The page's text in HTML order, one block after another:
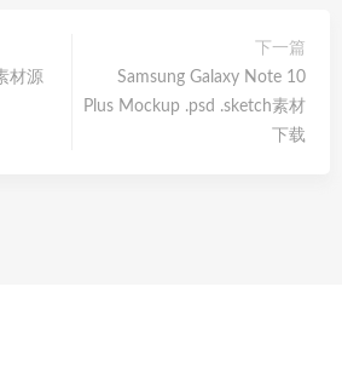
材源
下一篇
Samsung Galaxy Note 10
Plus Mockup .psd .sketch素材
下载